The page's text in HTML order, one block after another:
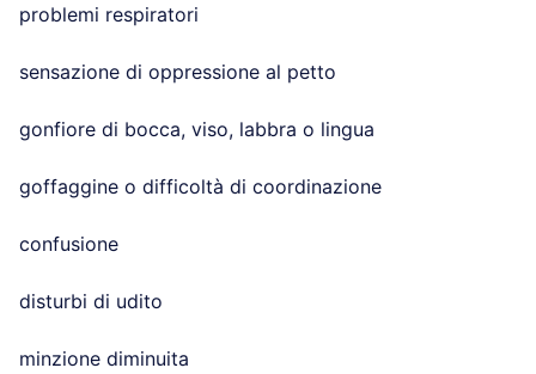
problemi respiratori
sensazione di oppressione al petto
gonfiore di bocca, viso, labbra o lingua
goffaggine o difficoltà di coordinazione
confusione
disturbi di udito
minzione diminuita